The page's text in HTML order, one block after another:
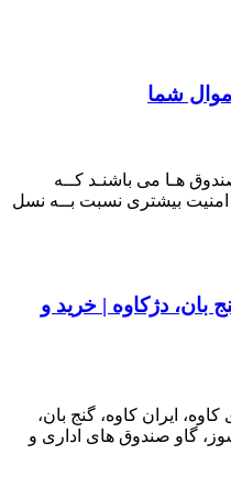
شما
هـا می باشنـد کــه
امنیت بیشتری نسبت بــه نسل
بان، دژکاوه | خرید و
ایران کاوه، گنج بان،
گاو صندوق های اداری و